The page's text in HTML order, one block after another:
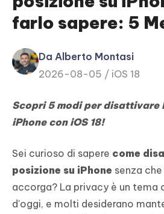
ReiBoot
for iOS
PDNob
PDF
New
iAnyGo
farlo sapere: 5
Da Alberto Montasi
2026-08-05 / iOS 18
Scopri 5 modi per disattivare
iPhone con iOS 18!
Sei curioso di sapere come
posizione su iPhone senza
accorga? La privacy è un tema
d'oggi, e molti desiderano